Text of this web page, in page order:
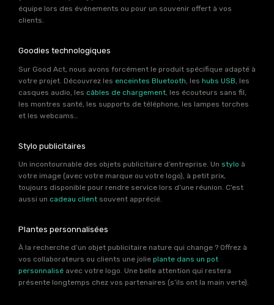
équipe lors des événements ou pour un souvenir offert à vos
clients.
Goodies technologiques
Sur Good Act, nous avons forcément le produit spécifique adapté à
votre projet. Découvrez les enceintes Bluetooth , les hubs USB , les
casques audio, les câbles de chargement , les écouteurs sans fil,
les montres santé, les supports de téléphone, les lampes torches
et les webcams…
Stylo publicitaires
Un incontournable des objets publicitaire d’entreprise. Un stylo à
votre image (avec votre marque ou votre logo), à petit prix,
toujours disponible pour rendre service lors d’une réunion. C’est
aussi un cadeau client souvent apprécié.
Plantes personnalisées
À la recherche d’un objet publicitaire nature qui change ? Offrez à
vos collaborateurs ou clients une jolie plante dans un pot
personnalisé avec votre logo. Une belle attention qui restera
présente longtemps chez vos partenaires (s’ils ont la main verte).